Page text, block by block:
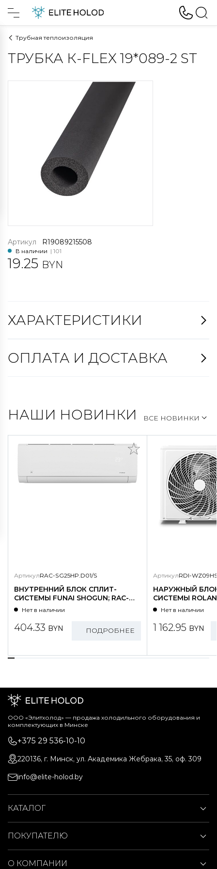
Трубная теплоизоляция
ТРУБКА К-FLEX 19*089-2 ST
Артикул R19089215508
В наличии | 101
19.25 BYN
ХАРАКТЕРИСТИКИ
ОПЛАТА И ДОСТАВКА
НАШИ НОВИНКИ ВСЕ НОВИНКИ
АртикулRAC-SG25HP.D01/S
ВНУТРЕННИЙ БЛОК СПЛИТ-
СИСТЕМЫ FUNAI SHOGUN; RAC-
SG25HP.D01/S
Нет в наличии
404.33 BYN ПОДРОБНЕЕ
АртикулRDI-
НАРУЖНЫЙ
СИСТЕМЫ
WZ09HSS/N1-
Нет в наличии
1 162.95 BYN
ООО «Элитхолод» ― продажа холодильного оборудования и
комплектующих в Минске
+375 29 536-10-10
220136, г. Минск, ул. Академика Жебрака, 35, оф. 309
info@elite-holod.by
КАТАЛОГ
ПОКУПАТЕЛЮ
О КОМПАНИИ